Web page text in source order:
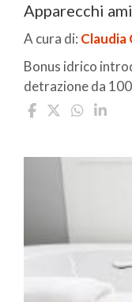
Apparecchi
A cura di: Claudia
Bonus idrico
detrazione da